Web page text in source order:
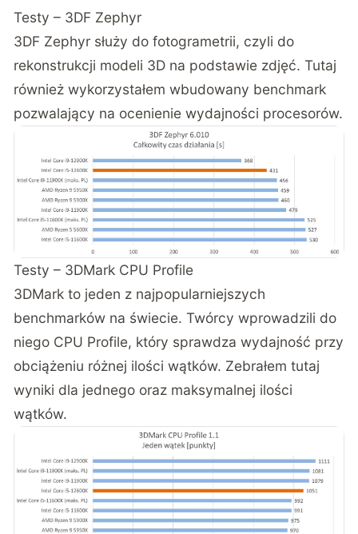
Testy – 3DF Zephyr
3DF Zephyr służy do fotogrametrii, czyli do
rekonstrukcji modeli 3D na podstawie zdjęć. Tutaj
również wykorzystałem wbudowany benchmark
pozwalający na ocenienie wydajności procesorów.
Testy – 3DMark CPU Profile
3DMark to jeden z najpopularniejszych
benchmarków na świecie. Twórcy wprowadzili do
niego CPU Profile, który sprawdza wydajność przy
obciążeniu różnej ilości wątków. Zebrałem tutaj
wyniki dla jednego oraz maksymalnej ilości
wątków.